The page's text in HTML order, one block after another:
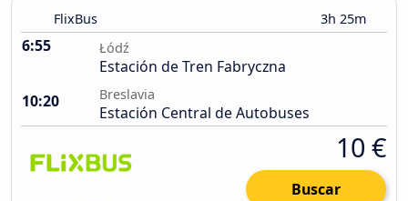
FlixBus 3h 25m
6:55 Łódź
Estación de Tren Fabryczna
10:20
Breslavia
Estación Central de Autobuses
10 €
Buscar